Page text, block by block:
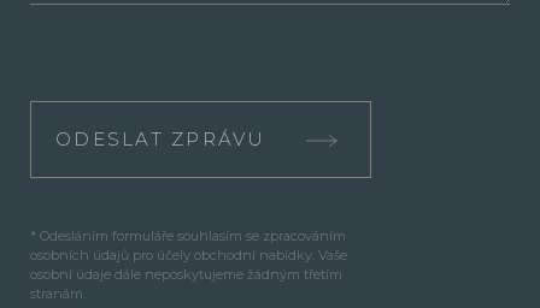
ODESLAT ZPRÁVU
* Odesláním formuláře souhlasím se zpracováním
osobních údajů pro účely obchodní nabídky. Vaše
osobní údaje dále neposkytujeme žádným třetím
stranám.